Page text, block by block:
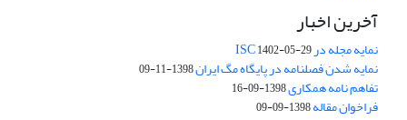
آخرین اخبار
نمایه مجله در ISC1402-05-29
نمایه شدن فصلنامه در پایگاه مگ ایران1398-11-09
تفاهم نامه همکاری1398-09-16
فراخوان مقاله1398-09-09